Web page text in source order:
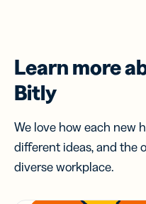
Learn more
Bitly
We love how each new
different ideas, and the
diverse workplace.